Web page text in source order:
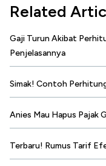
Related
Gaji Turun Akibat
Penjelasannya
Simak! Contoh
Anies Mau Hapus Pajak
Terbaru! Rumus Tarif